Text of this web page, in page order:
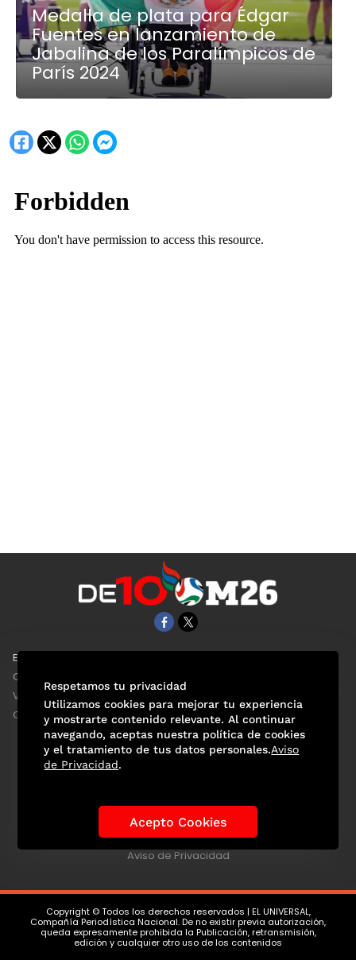
Medalla de plata para Édgar
Fuentes en lanzamiento de
Jabalina de los Paralímpicos de
París 2024
EL UNIVERSAL
Clase
ViveUSA
Confabulario
Historia de los Mundiales Lo viral Anécdotas Mundialistas
Las Figuras Tendencias Directorio
Aviso de Privacidad
Copyright © Todos los derechos reservados | EL UNIVERSAL,
Compañía Periodística Nacional. De no existir previa autorización,
queda expresamente prohibida la Publicación, retransmisión,
edición y cualquier otro uso de los contenidos
Respetamos tu privacidad
Utilizamos cookies para mejorar tu experiencia
y mostrarte contenido relevante. Al continuar
navegando, aceptas nuestra política de cookies
y el tratamiento de tus datos personales.Aviso
de Privacidad.
Acepto Cookies